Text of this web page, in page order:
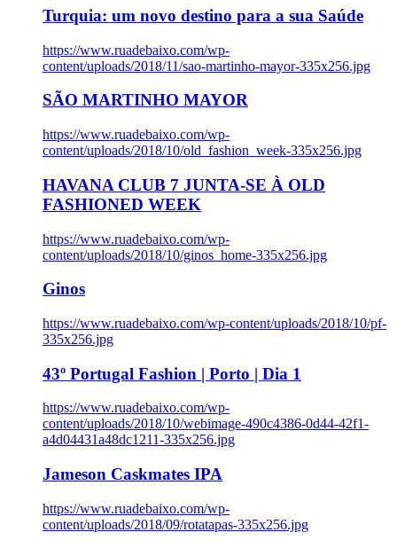
Turquia: um novo destino para a sua Saúde
https://www.ruadebaixo.com/wp-
content/uploads/2018/11/sao-martinho-mayor-335x256.jpg
SÃO MARTINHO MAYOR
https://www.ruadebaixo.com/wp-
content/uploads/2018/10/old_fashion_week-335x256.jpg
HAVANA CLUB 7 JUNTA-SE À OLD
FASHIONED WEEK
https://www.ruadebaixo.com/wp-
content/uploads/2018/10/ginos_home-335x256.jpg
Ginos
https://www.ruadebaixo.com/wp-content/uploads/2018/10/pf-
335x256.jpg
43º Portugal Fashion | Porto | Dia 1
https://www.ruadebaixo.com/wp-
content/uploads/2018/10/webimage-490c4386-0d44-42f1-
a4d04431a48dc1211-335x256.jpg
Jameson Caskmates IPA
https://www.ruadebaixo.com/wp-
content/uploads/2018/09/rotatapas-335x256.jpg